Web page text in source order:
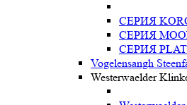
СЕРИЯ
СЕРИЯ
СЕРИЯ
Vogelensangh
Westerwaelder